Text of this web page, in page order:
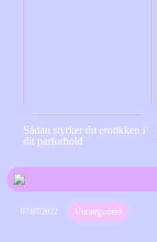
Sådan styrker du erotikken i
dit parforhold
07/07/2022 Uncategorized